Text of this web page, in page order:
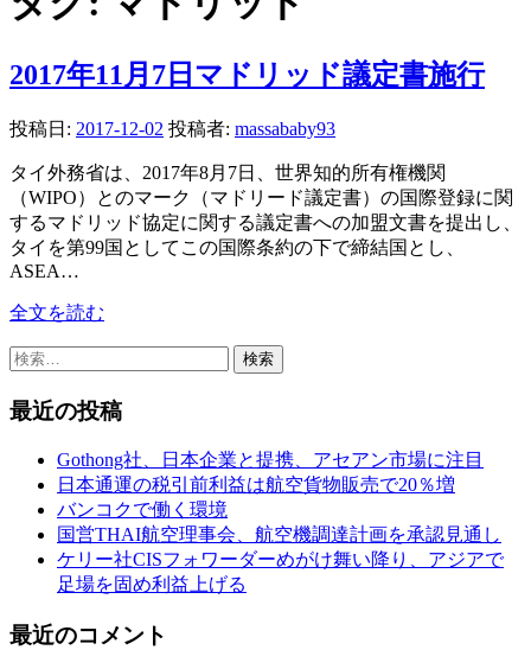
2017年11月7日マドリッド議定書施行
投稿日: 2017-12-02 投稿者: massababy93
タイ外務省は、2017年8月7日、世界知的所有権機関
（WIPO）とのマーク（マドリード議定書）の国際登録に関
するマドリッド協定に関する議定書への加盟文書を提出し、
タイを第99国としてこの国際条約の下で締結国とし、
ASEA…
全文を読む
検
最近の投稿
Gothong社、日本企業と提携、アセアン市場に注目
日本通運の税引前利益は航空貨物販売で20％増
バンコクで働く環境
国営THAI航空理事会、航空機調達計画を承認見通し
ケリー社CISフォワーダーめがけ舞い降り、アジアで
足場を固め利益上げる
最近のコメント